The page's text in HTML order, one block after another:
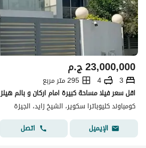
ج.م23,000,000
3
4
295 متر مربع
اقل سعر فيلا مساحة كبيرة امام اركان و بالم هيلز
كومباوند كليوباترا سكوير، الشيخ زايد، الجيزة
الإيميل
اتصل